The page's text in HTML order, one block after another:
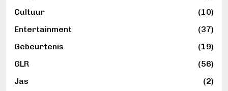
Cultuur
(10)
Entertainment
(37)
Gebeurtenis
(19)
GLR
(56)
Jas
(2)